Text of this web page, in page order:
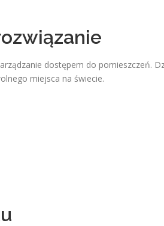
dostępem do pomieszczeń.
miejsca na świecie.